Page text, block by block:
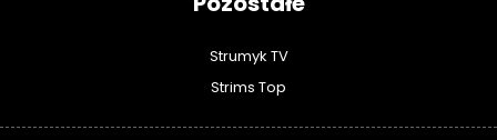
Strumyk TV
Strims Top